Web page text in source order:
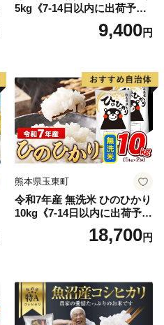
5kg《7-14日以内に出荷予定
(土日祝除く)》コメ 米 無洗米
高レビュー｜人気米 熊本県
9,400円
熊本県玉東町
令和7年産 無洗米 ひのひかり
10kg《7-14日以内に出荷予定
(土日祝除く)》コメ 米 無洗米
令和7年産 高レビュー｜人気
18,700円